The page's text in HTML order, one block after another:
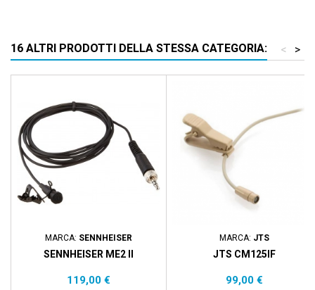
16 ALTRI PRODOTTI DELLA STESSA CATEGORIA: >
<
MARCA: SENNHEISER
SENNHEISER ME2 II
Prezzo
119,00 €
MARCA: JTS
JTS CM125IF
Prezzo
99,00 €